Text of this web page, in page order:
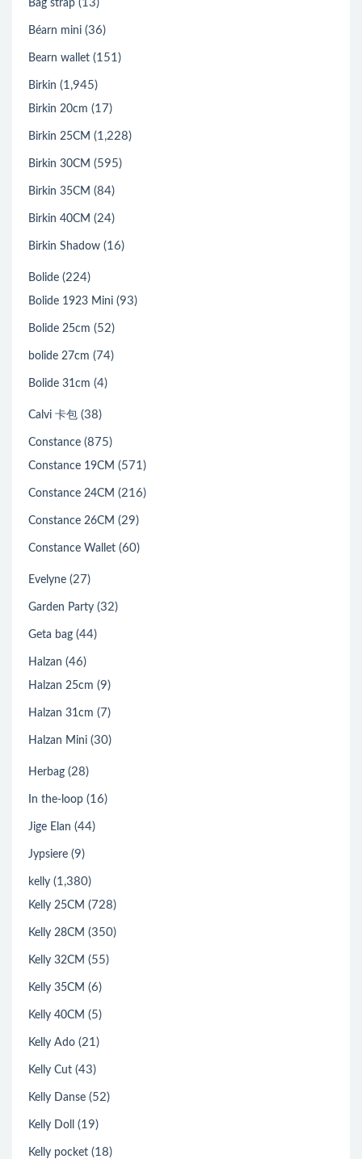
Bag strap (13)
Béarn mini (36)
Bearn wallet (151)
Birkin (1,945)
Birkin 20cm (17)
Birkin 25CM (1,228)
Birkin 30CM (595)
Birkin 35CM (84)
Birkin 40CM (24)
Birkin Shadow (16)
Bolide (224)
Bolide 1923 Mini (93)
Bolide 25cm (52)
bolide 27cm (74)
Bolide 31cm (4)
Calvi 卡包 (38)
Constance (875)
Constance 19CM (571)
Constance 24CM (216)
Constance 26CM (29)
Constance Wallet (60)
Evelyne (27)
Garden Party (32)
Geta bag (44)
Halzan (46)
Halzan 25cm (9)
Halzan 31cm (7)
Halzan Mini (30)
Herbag (28)
In the-loop (16)
Jige Elan (44)
Jypsiere (9)
kelly (1,380)
Kelly 25CM (728)
Kelly 28CM (350)
Kelly 32CM (55)
Kelly 35CM (6)
Kelly 40CM (5)
Kelly Ado (21)
Kelly Cut (43)
Kelly Danse (52)
Kelly Doll (19)
Kelly pocket (18)